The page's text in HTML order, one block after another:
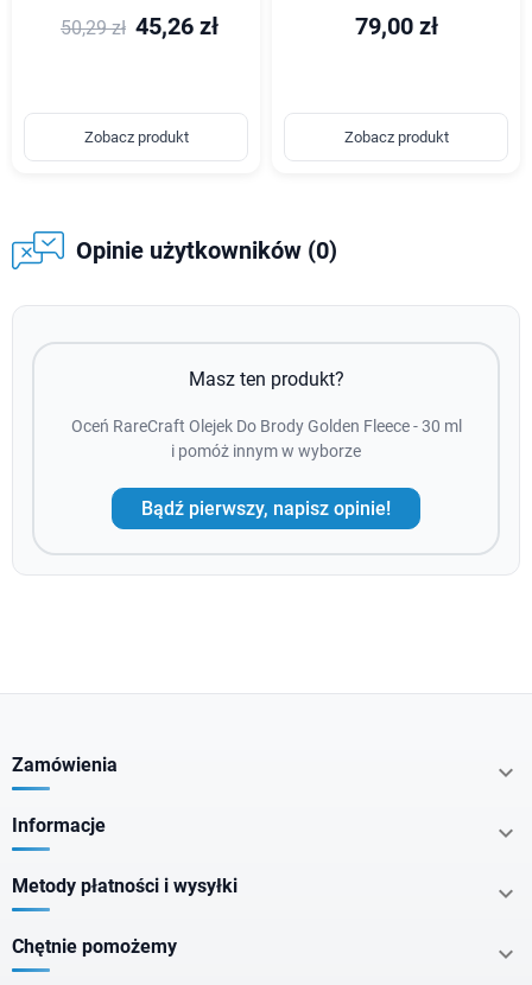
50,29 zł 45,26 zł
Zobacz produkt
79,00 zł
Zobacz produkt
Opinie użytkowników (0)
Masz ten produkt?
Oceń RareCraft Olejek Do Brody Golden Fleece - 30 ml
i pomóż innym w wyborze
Bądź pierwszy, napisz opinie!
Zamówienia 
Informacje 
Metody płatności i wysyłki 
Chętnie pomożemy 